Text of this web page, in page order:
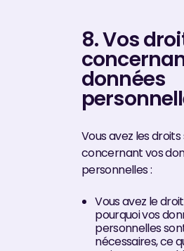
8. Vos
données
Vous avez les
concernant vos
personnelles :
Vous avez le
pourquoi vos
personnelles
nécessaires, ce